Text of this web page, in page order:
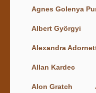
Agnes Golenya
Albert Györgyi
Alexandra
Allan Kardec
Alon Gratch